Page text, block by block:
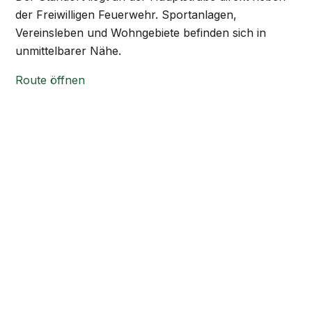
der Freiwilligen Feuerwehr. Sportanlagen,
Vereinsleben und Wohngebiete befinden sich in
unmittelbarer Nähe.
Route öffnen